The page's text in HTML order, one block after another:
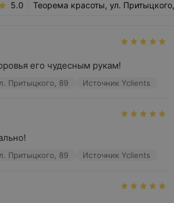
5.0 Теорема красоты, ул.
его чудесным рукам!
Притыцкого, 89 Источник Yclients
Притыцкого, 89 Источник Yclients